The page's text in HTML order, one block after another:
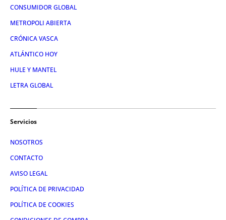
CONSUMIDOR GLOBAL
METROPOLI ABIERTA
CRÓNICA VASCA
ATLÁNTICO HOY
HULE Y MANTEL
LETRA GLOBAL
Servicios
NOSOTROS
CONTACTO
AVISO LEGAL
POLÍTICA DE PRIVACIDAD
POLÍTICA DE COOKIES